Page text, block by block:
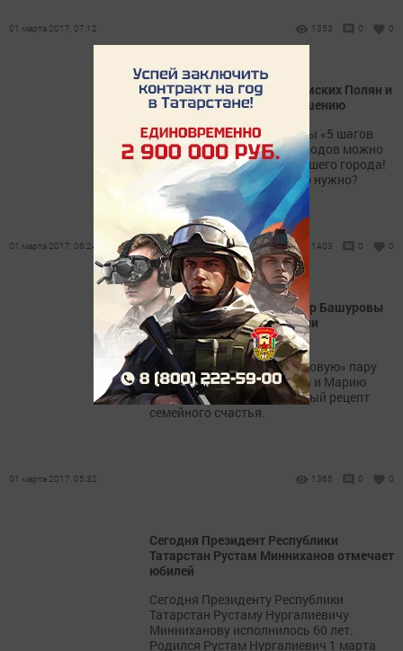
01 марта 2017, 07:12 1353 0 0
Выбери главную улицу Камских Полян и
предложи идеи по ее улучшению
Теперь в рамках программы «5 шагов
благоустройства» моногородов можно
выбрать главную улицу вашего города!
Что это значит и зачем это нужно?
01 марта 2017, 06:24 1403 0 0
Супруги Мария и Александр Башуровы
из Камских Полян отметили
"бриллиантовую" свадьбу
Мы попросили «бриллиантовую» пару
Александра Андриановича и Марию
Васильевну открыть главный рецепт
семейного счастья.
01 марта 2017, 05:32 1365 0 0
Сегодня Президент Республики
Татарстан Рустам Минниханов отмечает
юбилей
Сегодня Президенту Республики
Татарстан Рустаму Нургалиевичу
Минниханову исполнилось 60 лет.
Родился Рустам Нургалиевич 1 марта